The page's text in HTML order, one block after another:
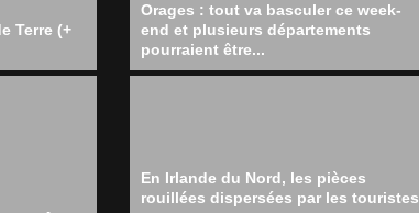
Terre (+
Orages : tout va basculer ce week-
end et plusieurs départements
pourraient être...
En Irlande du Nord, les pièces
rouillées dispersées par les touristes